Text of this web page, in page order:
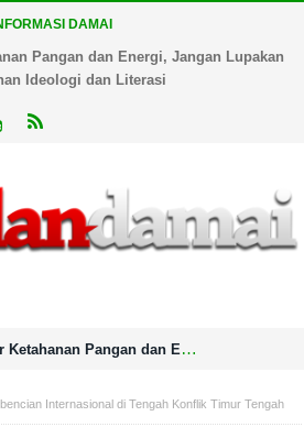
DAMAI
Pangan dan Energi, Jangan Lupakan
Ideologi dan Literasi
Di Tengah Gencar Ketahanan Pangan dan Energi, Jangan Lupakan Ketahanan Ideologi dan Literasi
Internasional di Tengah Konflik Timur Tengah